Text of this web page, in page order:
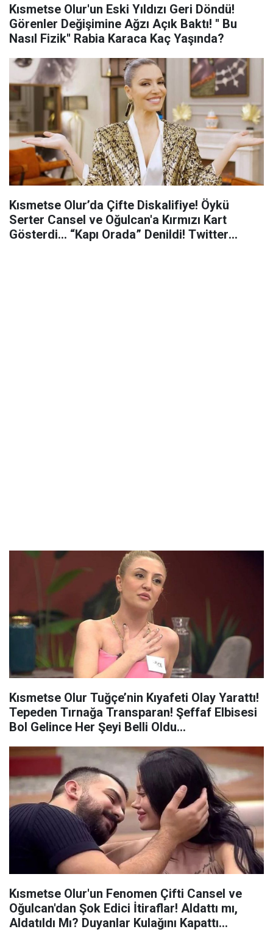
Kısmetse Olur'un Eski Yıldızı Geri Döndü!
Görenler Değişimine Ağzı Açık Baktı! '' Bu
Nasıl Fizik'' Rabia Karaca Kaç Yaşında?
Kısmetse Olur’da Çifte Diskalifiye! Öykü
Serter Cansel ve Oğulcan'a Kırmızı Kart
Gösterdi… “Kapı Orada” Denildi! Twitter
Kısmetse Olur Tuğçe’nin Kıyafeti Olay Yarattı!
Tepeden Tırnağa Transparan! Şeffaf Elbisesi
Bol Gelince Her Şeyi Belli Oldu…
Kısmetse Olur'un Fenomen Çifti Cansel ve
Oğulcan'dan Şok Edici İtiraflar! Aldattı mı,
Aldatıldı Mı? Duyanlar Kulağını Kapattı...